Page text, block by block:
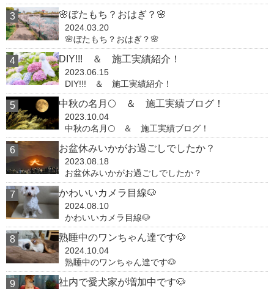
🌸ぼたもち？おはぎ？🌸
2024.03.20
🌸ぼたもち？おはぎ？🌸
DIY!!! ＆ 施工実績紹介！
2023.06.15
DIY!!! ＆ 施工実績紹介！
中秋の名月🌕 ＆ 施工実績ブログ！
2023.10.04
中秋の名月🌕 ＆ 施工実績ブログ！
お盆休みいかがお過ごしでしたか？
2023.08.18
お盆休みいかがお過ごしでしたか？
かわいいカメラ目線🐶
2024.08.10
かわいいカメラ目線🐶
熟睡中のワンちゃん達です🐶
2024.10.04
熟睡中のワンちゃん達です🐶
社内で愛犬家が増加中です🐶